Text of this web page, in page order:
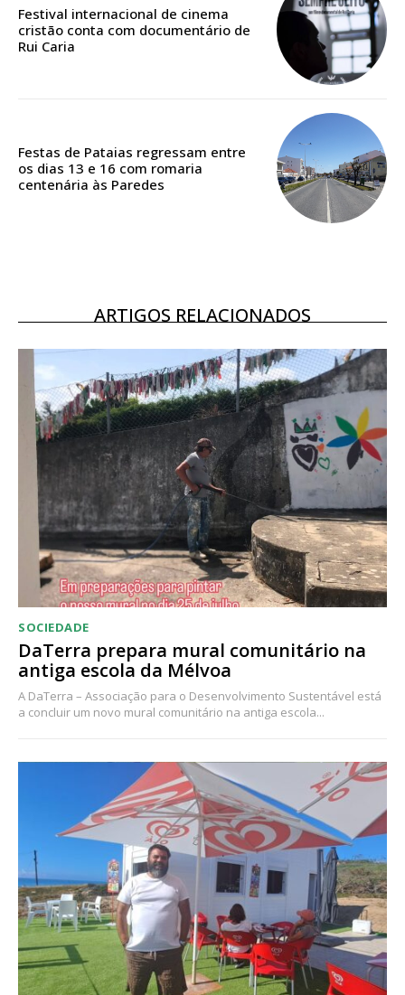
casa
Acesso ao conteúdo online
Acesso aos conteúdos Exclusivos para
Escolha o plano
16€
12 meses
Acesso ao conteúdo online
Acesso aos conteúdos Exclusivos para
assinantes
Ofertas para assinatura anual
Escolha o plano
Festival internacional de cinema
cristão conta com documentário de
Rui Caria
Festas de Pataias regressam entre
os dias 13 e 16 com romaria
centenária às Paredes
ARTIGOS RELACIONADOS
SOCIEDADE
DaTerra prepara mural comunitário na
antiga escola da Mélvoa
A DaTerra – Associação para o Desenvolvimento Sustentável está
a concluir um novo mural comunitário na antiga escola...